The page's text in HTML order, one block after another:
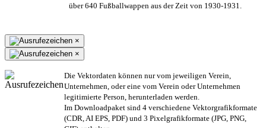
über 640 Fußballwappen aus der Zeit von 1930-1931.
×
×
Die Vektordaten können nur vom jeweiligen Verein,
Unternehmen, oder eine vom Verein oder Unternehmen
legitimierte Person, herunterladen werden.
Im Downloadpaket sind 4 verschiedene Vektorgrafikformate
(CDR, AI EPS, PDF) und 3 Pixelgrafikformate (JPG, PNG,